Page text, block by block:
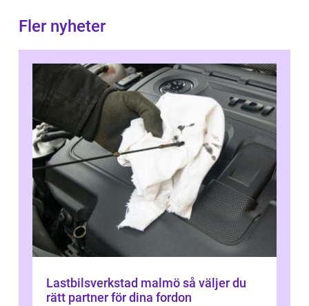
Fler nyheter
Lastbilsverkstad malmö så väljer du
rätt partner för dina fordon